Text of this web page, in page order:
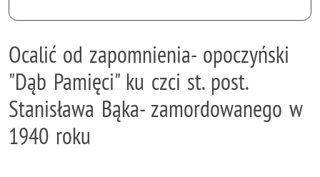
Ocalić od zapomnienia- opoczyński
"Dąb Pamięci" ku czci st. post.
Stanisława Bąka- zamordowanego w
1940 roku